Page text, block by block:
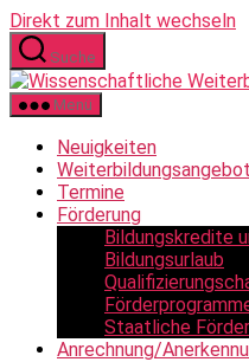
Direkt zum Inhalt wechseln
Suche
Menü
Neuigkeiten
Termine
Förderung
Bildungskredite
Bildungsurlaub
Staatliche
Anrechnung/